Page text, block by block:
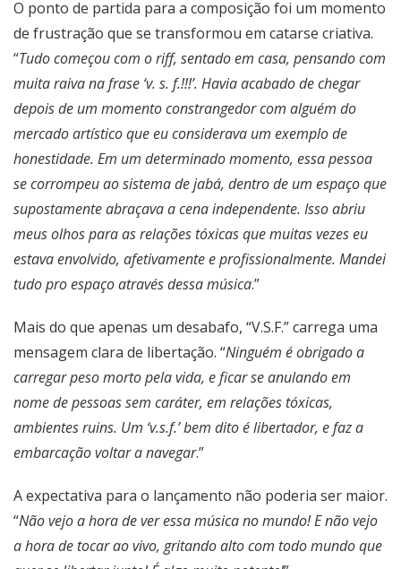
O ponto de partida para a composição foi um momento
de frustração que se transformou em catarse criativa.
“Tudo começou com o riff, sentado em casa, pensando com
muita raiva na frase ‘v. s. f.!!!’. Havia acabado de chegar
depois de um momento constrangedor com alguém do
mercado artístico que eu considerava um exemplo de
honestidade. Em um determinado momento, essa pessoa
se corrompeu ao sistema de jabá, dentro de um espaço que
supostamente abraçava a cena independente. Isso abriu
meus olhos para as relações tóxicas que muitas vezes eu
estava envolvido, afetivamente e profissionalmente. Mandei
tudo pro espaço através dessa música.”
Mais do que apenas um desabafo, “V.S.F.” carrega uma
mensagem clara de libertação. “Ninguém é obrigado a
carregar peso morto pela vida, e ficar se anulando em
nome de pessoas sem caráter, em relações tóxicas,
ambientes ruins. Um ‘v.s.f.’ bem dito é libertador, e faz a
embarcação voltar a navegar.”
A expectativa para o lançamento não poderia ser maior.
“Não vejo a hora de ver essa música no mundo! E não vejo
a hora de tocar ao vivo, gritando alto com todo mundo que